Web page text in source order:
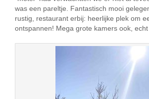
was een pareltje. Fantastisch mooi
rustig, restaurant erbij: heerlijke plek om
ontspannen! Mega grote kamers ook, echt